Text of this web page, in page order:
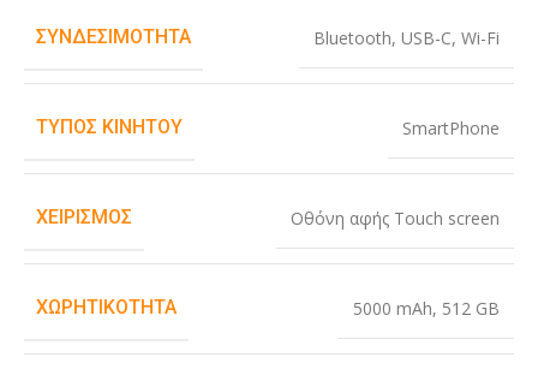
ΣΥΝΔΕΣΙΜΌΤΗΤΑ Bluetooth, USB-C, Wi-Fi
ΤΎΠΟΣ ΚΙΝΗΤΟΎ SmartPhone
ΧΕΙΡΙΣΜΌΣ Οθόνη αφής Touch screen
ΧΩΡΗΤΙΚΌΤΗΤΑ 5000 mAh, 512 GB